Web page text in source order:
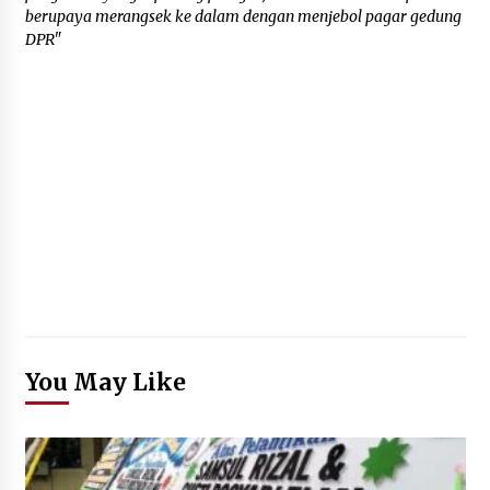
berupaya merangsek ke dalam dengan menjebol pagar gedung
DPR"
You May Like